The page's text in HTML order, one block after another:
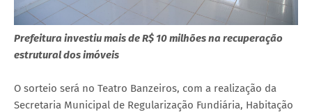
Prefeitura investiu mais de R$ 10 milhões na recuperação
estrutural dos imóveis
O sorteio será no Teatro Banzeiros, com a realização da
Secretaria Municipal de Regularização Fundiária, Habitação